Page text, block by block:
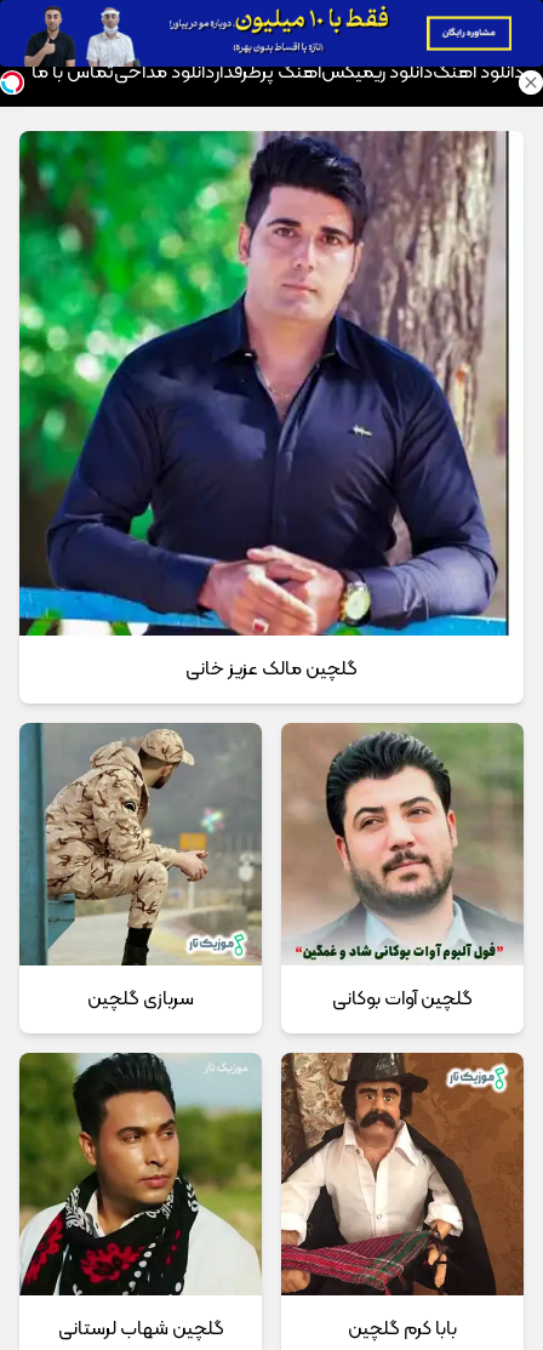
موزیک تار
دانلود آهنگدانلود ریمیکسآهنگ پرطرفداردانلود مداحیتماس با ما
گلچین مالک عزیز خانی
گلچین آوات بوکانی سربازی گلچین
بابا کرم گلچین گلچین شهاب لرستانی